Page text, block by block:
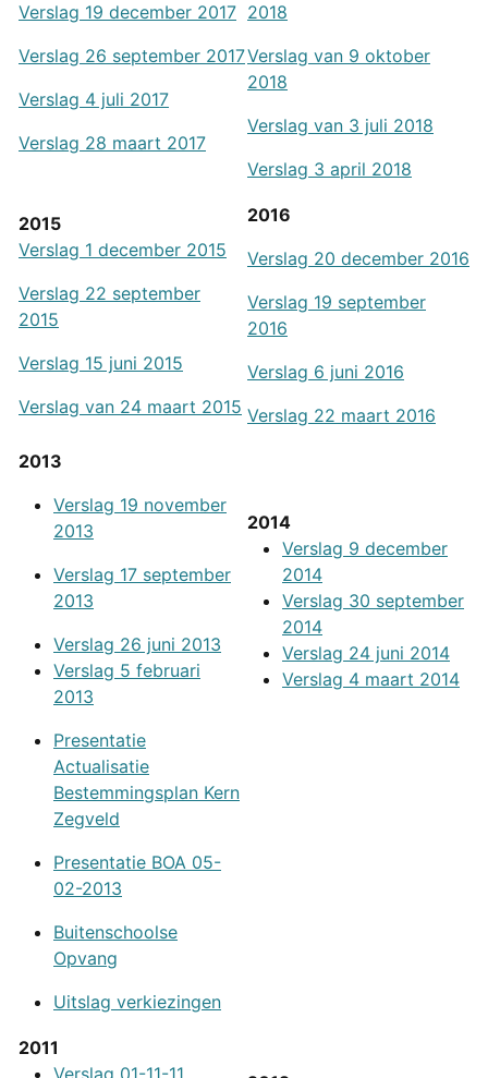
Verslag 19 december 2017
Verslag 26 september 2017
Verslag 4 juli 2017
Verslag 28 maart 2017
2018
Verslag van 9 oktober
2018
Verslag van 3 juli 2018
Verslag 3 april 2018
2015
Verslag 1 december 2015
Verslag 22 september
2015
Verslag 15 juni 2015
Verslag van 24 maart 2015
2016
Verslag 20 december 2016
Verslag 19 september
2016
Verslag 6 juni 2016
Verslag 22 maart 2016
2013
Verslag 19 november
2013
Verslag 17 september
2013
Verslag 26 juni 2013
Verslag 5 februari
2013
Presentatie
Actualisatie
Bestemmingsplan Kern
Zegveld
Presentatie BOA 05-
02-2013
Buitenschoolse
Opvang
Uitslag verkiezingen
2014
Verslag 9 december
2014
Verslag 30 september
2014
Verslag 24 juni 2014
Verslag 4 maart 2014
2011